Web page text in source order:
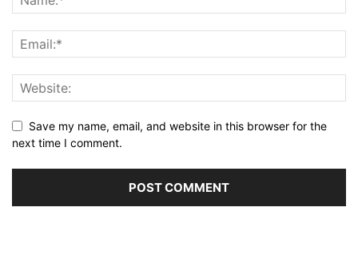
Save my name, email, and website in this browser for the
next time I comment.